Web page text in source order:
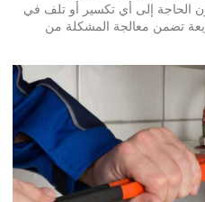
الحاجة إلى أي تكسير أو تلف في
تضمن معالجة المشكلة من